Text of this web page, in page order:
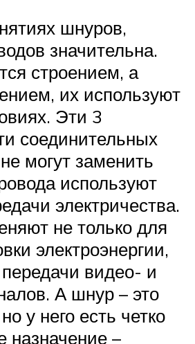
шнуров,
значительна.
строением, а
их используют
Эти 3
соединительных
могут заменить
используют
электричества.
не только для
электроэнергии,
видео- и
А шнур – это
у него есть четко
назначение –